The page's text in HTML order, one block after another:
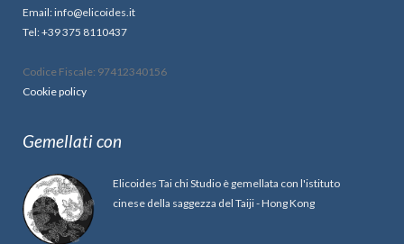
Email: info@elicoides.it
Tel: +39 375 8110437
Codice Fiscale: 97412340156
Cookie policy
Gemellati con
Elicoides Tai chi Studio è gemellata con l'istituto
cinese della saggezza del Taiji - Hong Kong